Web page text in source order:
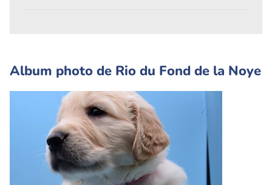
Album photo de Rio du Fond de la Noye